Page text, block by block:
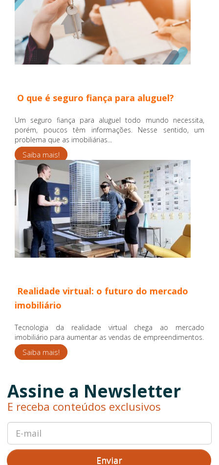
O que é seguro fiança para aluguel?
Um seguro fiança para aluguel todo mundo necessita,
porém, poucos têm informações. Nesse sentido, um
problema que as imobiliárias...
Saiba mais!
Realidade virtual: o futuro do mercado
imobiliário
Tecnologia da realidade virtual chega ao mercado
imobiliário para aumentar as vendas de empreendimentos.
Saiba mais!
Assine a Newsletter
E receba conteúdos exclusivos
Enviar